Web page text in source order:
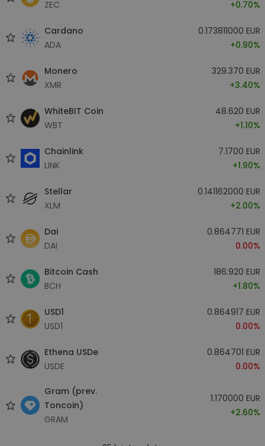
ZEC
+0.70%
Cardano
ADA
0.173811000 EUR
+0.90%
Monero
XMR
329.370 EUR
+3.40%
WhiteBIT Coin
WBT
48.620 EUR
+1.10%
Chainlink
LINK
7.1700 EUR
+1.90%
Stellar
XLM
0.141162000 EUR
+2.00%
Dai
DAI
0.864771 EUR
0.00%
Bitcoin Cash
BCH
186.920 EUR
+1.80%
USD1
USD1
0.864917 EUR
0.00%
Ethena USDe
USDE
0.864701 EUR
0.00%
Gram (prev.
Toncoin)
GRAM
1.170000 EUR
+2.60%